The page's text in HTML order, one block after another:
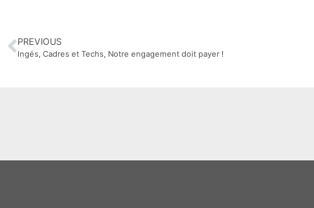
PREVIOUS
Ingés, Cadres et Techs, Notre engagement doit payer !